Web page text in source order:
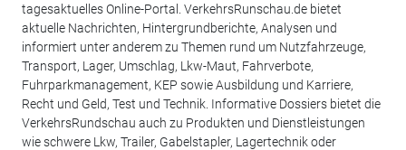
tagesaktuelles Online-Portal. VerkehrsRunschau.de bietet
aktuelle Nachrichten, Hintergrundberichte, Analysen und
informiert unter anderem zu Themen rund um Nutzfahrzeuge,
Transport, Lager, Umschlag, Lkw-Maut, Fahrverbote,
Fuhrparkmanagement, KEP sowie Ausbildung und Karriere,
Recht und Geld, Test und Technik. Informative Dossiers bietet die
VerkehrsRundschau auch zu Produkten und Dienstleistungen
wie schwere Lkw, Trailer, Gabelstapler, Lagertechnik oder